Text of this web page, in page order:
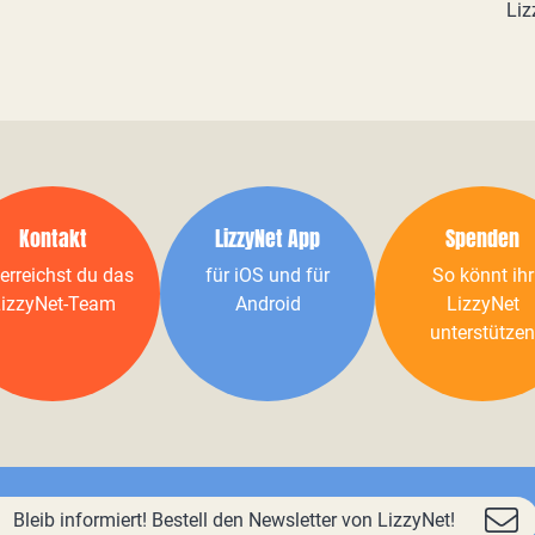
Kontakt
du das
Team
LizzyNet App
für iOS und für
Android
Spenden
So könnt ihr
LizzyNet
unterstützen
Bleib informiert! Bestell den Newsletter von LizzyNet!